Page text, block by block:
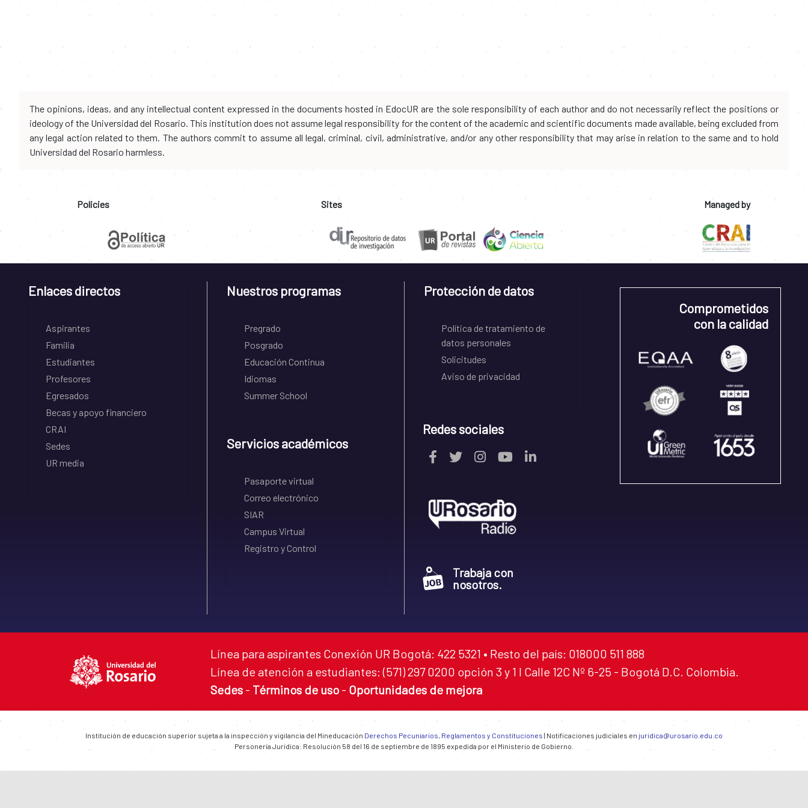
The opinions, ideas, and any intellectual content expressed in the documents hosted in EdocUR are the sole responsibility of each author and do not necessarily reflect the positions or
ideology of the Universidad del Rosario. This institution does not assume legal responsibility for the content of the academic and scientific documents made available, being excluded from
any legal action related to them. The authors commit to assume all legal, criminal, civil, administrative, and/or any other responsibility that may arise in relation to the same and to hold
Universidad del Rosario harmless.
Policies Sites Managed by
Enlaces directos
Aspirantes
Familia
Estudiantes
Profesores
Egresados
Becas y apoyo financiero
CRAI
Sedes
UR media
Nuestros programas
Pregrado
Posgrado
Educación Continua
Idiomas
Summer School
Servicios académicos
Pasaporte virtual
Correo electrónico
SIAR
Campus Virtual
Registro y Control
Protección de datos
Política de tratamiento de
datos personales
Solicitudes
Aviso de privacidad
Redes sociales
Trabaja con
nosotros.
Comprometidos
con la calidad
Línea para aspirantes Conexión UR Bogotá: 422 5321 • Resto del país: 018000 511 888
Línea de atención a estudiantes: (571) 297 0200 opción 3 y 1 I Calle 12C Nº 6-25 - Bogotá D.C. Colombia.
Sedes - Términos de uso - Oportunidades de mejora
Institución de educación superior sujeta a la inspección y vigilancia del Mineducación Derechos Pecuniarios, Reglamentos y Constituciones | Notificaciones judiciales en juridica@urosario.edu.co
Personería Jurídica: Resolución 58 del 16 de septiembre de 1895 expedida por el Ministerio de Gobierno.